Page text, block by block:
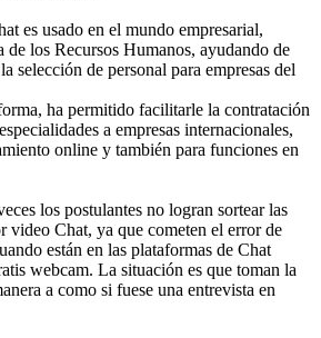
es usado en el mundo empresarial,
de los Recursos Humanos, ayudando de
selección de personal para empresas del
ha permitido facilitarle la contratación
a empresas internacionales,
online y también para funciones en
los postulantes no logran sortear las
video Chat, ya que cometen el error de
están en las plataformas de Chat
webcam. La situación es que toman la
a como si fuese una entrevista en